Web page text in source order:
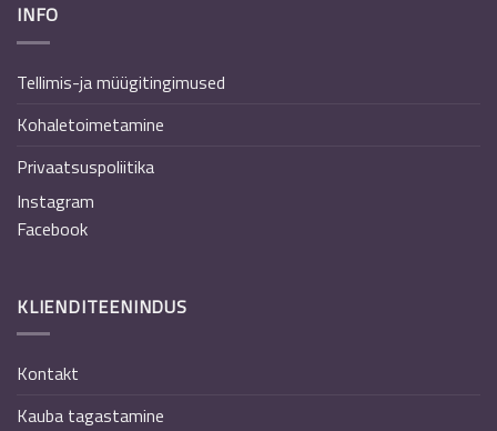
INFO
Tellimis-ja müügitingimused
Kohaletoimetamine
Privaatsuspoliitika
Instagram
Facebook
KLIENDITEENINDUS
Kontakt
Kauba tagastamine